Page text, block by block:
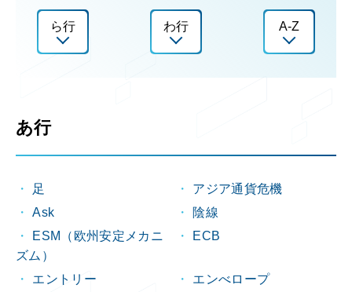
ら行 わ行 A-Z
あ行
足
アジア通貨危機
Ask
陰線
ESM（欧州安定メカニ
ズム）
ECB
エントリー
エンべロープ